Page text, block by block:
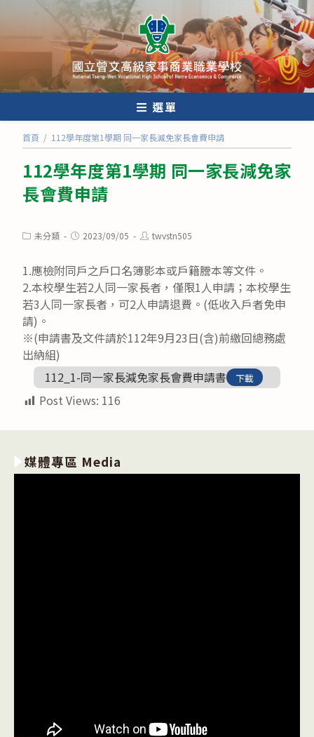
內
選單
首頁 / 112學年度第1學期 同一家長減免家長會費申請
112學年度第1學期 同一家長減免家
長會費申請
Post未分類
Post2023/09/05
Posttwvstn505
1.應檢附同戶之戶口名簿影本或戶籍謄本等文件。
2.本校學生若2人同一家長者，僅限1人申請；本校學生
若3人同一家長者，可2人申請退費。(低收入戶者免申
請)。
※(申請書及文件請於112年9月23日(含)前繳回總務處
出納組)
112_1-同一家長減免家長會費申請書
下載
Post Views: 116
媒體專區 Media